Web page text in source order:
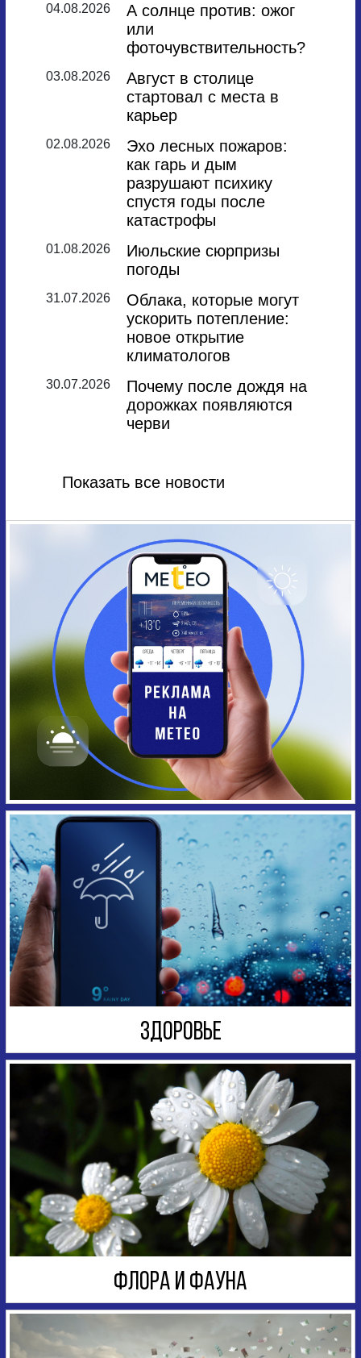
04.08.2026
А солнце против: ожог
или
фоточувствительность?
03.08.2026
Август в столице
стартовал с места в
карьер
02.08.2026
Эхо лесных пожаров:
как гарь и дым
разрушают психику
спустя годы после
катастрофы
01.08.2026
Июльские сюрпризы
погоды
31.07.2026
Облака, которые могут
ускорить потепление:
новое открытие
климатологов
30.07.2026
Почему после дождя на
дорожках появляются
черви
Показать все новости
ЗДОРОВЬЕ
ФЛОРА И ФАУНА